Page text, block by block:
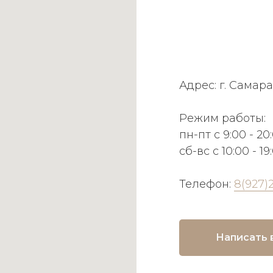
Адрес: г.
Режим работы:
пн-пт с 9:00 -
сб-вс с 10:00 -
Телефон:
Написать